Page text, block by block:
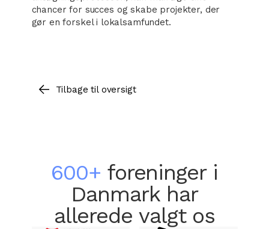
chancer for succes og skabe projekter, der
gør en forskel i lokalsamfundet.
Tilbage til oversigt
600+ foreninger i
Danmark har
allerede valgt os